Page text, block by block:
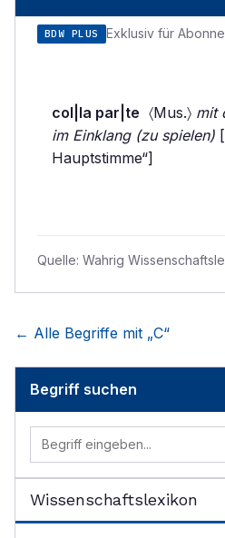
BDW PLUS Exklusiv für
col|la par|te 〈Mus.〉 mit
im Einklang (zu spielen)
Hauptstimme“]
Quelle: Wahrig
← Alle Begriffe mit „C“
Begriff suchen
Wissenschaftslexikon